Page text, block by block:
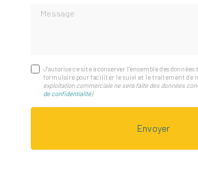
Message
J'autorise ce site à conserver l'ensemble des données
formulaire pour faciliter le suivi et le traitement de
exploitation commerciale ne sera faite des données
de confidentialité)